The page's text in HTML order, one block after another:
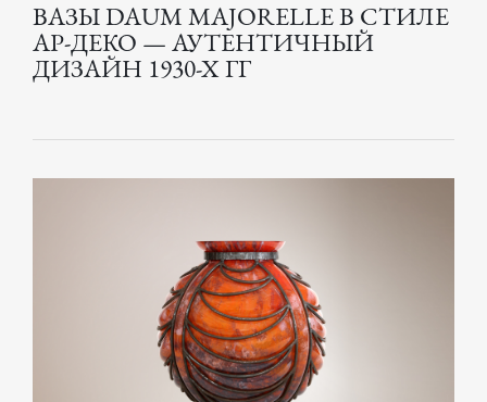
ВАЗЫ DAUM MAJORELLE В СТИЛЕ
АР-ДЕКО — АУТЕНТИЧНЫЙ
ДИЗАЙН 1930-Х ГГ